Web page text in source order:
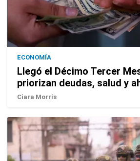
ECONOMÍA
Llegó el Décimo Tercer
priorizan deudas, salud y
Ciara Morris